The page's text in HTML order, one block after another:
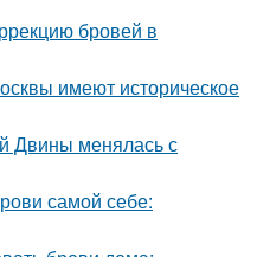
бровей в
имеют историческое
Двины менялась с
самой себе: